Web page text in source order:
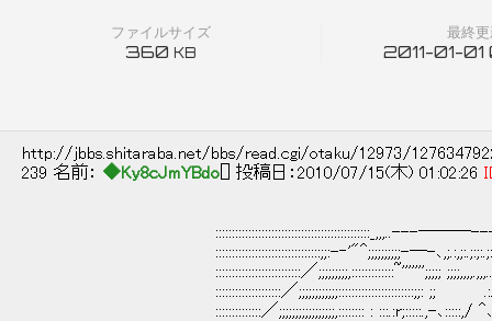
ファイルサイズ
360 KB
最終
2011-01-
http://jbbs.shitaraba.net/bbs/read.cgi/otaku/12973/
239 名前： ◆Ky8cJmYBdo [] 投稿日：2010/07/15(木) 01:02:26
:::::::::::::::::::::::::::::::::::::::::::::::_,,,..---―――---､
::::::::::::::::::::::::::::::::;;:-‐'"^;;;;;;;;;;-―-､,;.:,;:.;:;:.;:; ｀ー-
::::::::::::::::::::::::::／;;;;;;;;;,:::::::::::::~''''''';;;;; ;;;;,,,,.,,,...''
::::::::::::::::::::／;;;;;;;;;;;;:::::::::::::::::::::::;;: ;; .:.:.:.:/､ :.:
::::::::::::::／;;;;;;;;;;;;;;;;;,:::::::: : :::.:r;:::::.,-､:::::,/ ^､/: